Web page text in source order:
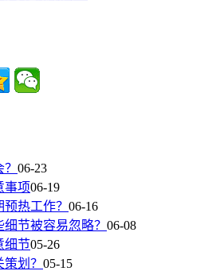
06-23
事项06-19
热工作？ 06-16
节被容易忽略？ 06-08
细节05-26
划？ 05-15